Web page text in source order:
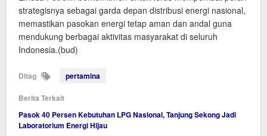
strategisnya sebagai garda depan distribusi energi nasional,
memastikan pasokan energi tetap aman dan andal guna
mendukung berbagai aktivitas masyarakat di seluruh
Indonesia.(bud)
Ditag pertamina
Berita Terkait
Pasok 40 Persen Kebutuhan LPG Nasional, Tanjung Sekong Jadi
Laboratorium Energi Hijau